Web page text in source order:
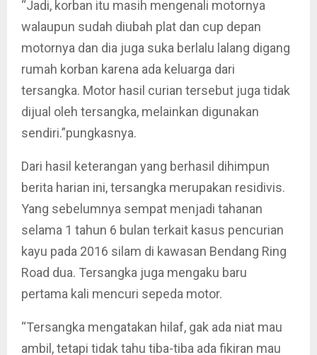
“Jadi, korban itu masih mengenali motornya
walaupun sudah diubah plat dan cup depan
motornya dan dia juga suka berlalu lalang digang
rumah korban karena ada keluarga dari
tersangka. Motor hasil curian tersebut juga tidak
dijual oleh tersangka, melainkan digunakan
sendiri.”pungkasnya.
Dari hasil keterangan yang berhasil dihimpun
berita harian ini, tersangka merupakan residivis.
Yang sebelumnya sempat menjadi tahanan
selama 1 tahun 6 bulan terkait kasus pencurian
kayu pada 2016 silam di kawasan Bendang Ring
Road dua. Tersangka juga mengaku baru
pertama kali mencuri sepeda motor.
“Tersangka mengatakan hilaf, gak ada niat mau
ambil, tetapi tidak tahu tiba-tiba ada fikiran mau